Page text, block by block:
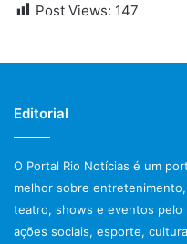
Post Views: 147
Editorial
O Portal Rio Notícias é um
melhor sobre
teatro, shows e eventos pelo
ações sociais, esporte,